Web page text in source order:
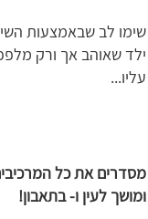
שימו לב שבאמצעות
ילד שאוהב אך ורק
עליו...
מסדרים את כל
ומושך לעין ו- בתאבון!